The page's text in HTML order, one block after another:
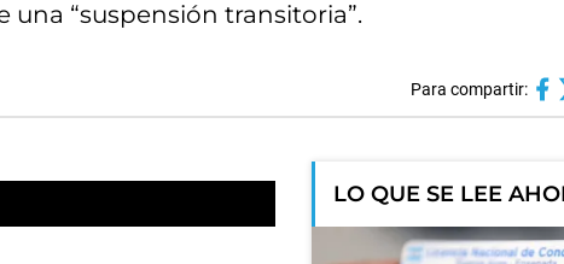
“suspensión transitoria”.
Para compartir:
LO QUE SE LEE